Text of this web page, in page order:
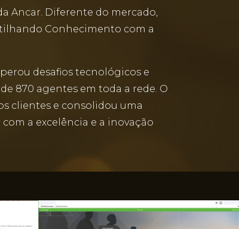
Ancar. Diferente do mercado,
Conhecimento com a
desafios tecnológicos e
870 agentes em toda a rede. O
clientes e consolidou uma
a excelência e a inovação